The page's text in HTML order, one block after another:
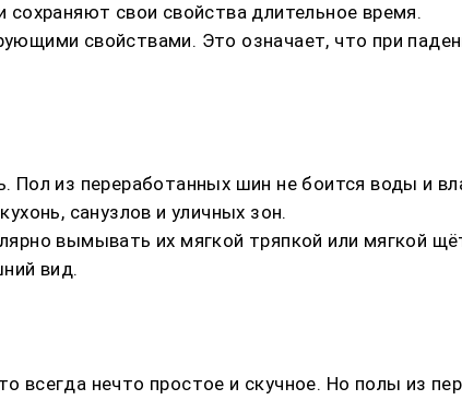
свои свойства длительное время.
свойствами. Это означает, что при
Пол из переработанных шин не боится воды и
санузлов и уличных зон.
вымывать их мягкой тряпкой или мягкой
вид.
всегда нечто простое и скучное. Но полы из